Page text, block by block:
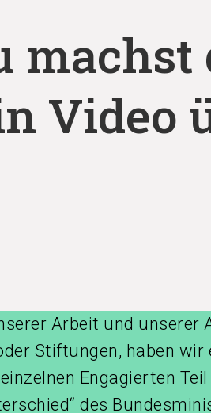
machst
Video
Arbeit und unserer
Stiftungen, haben wir
Engagierten Teil
des